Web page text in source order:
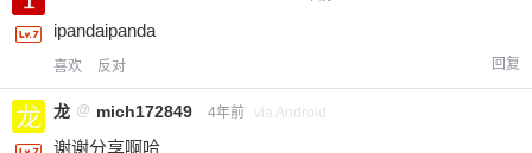
ipandaipanda
喜欢 反对 回复
龙 @ mich172849 4年前 via Android
谢谢分享啊哈